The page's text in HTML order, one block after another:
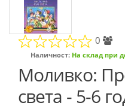
0
Наличност: На склад при
Моливко:
света - 5-6